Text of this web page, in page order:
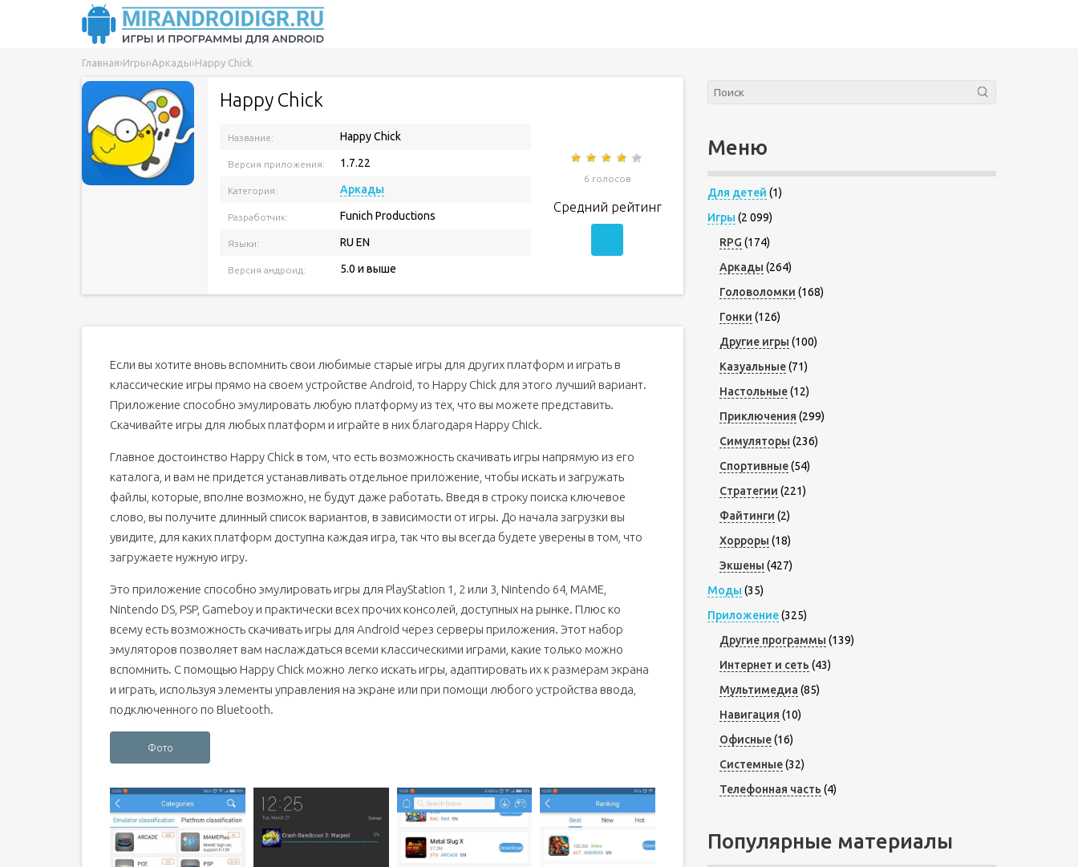
Главная›Игры›Аркады›Happy Chick
Happy Chick
Название: Happy Chick
Версия приложения: 1.7.22
Категория: Аркады
Разработчик: Funich Productions
Языки: RU EN
Версия андроид: 5.0 и выше
6 голосов
Средний рейтинг
Если вы хотите вновь вспомнить свои любимые старые игры для других платформ и играть в
классические игры прямо на своем устройстве Android, то Happy Chick для этого лучший вариант.
Приложение способно эмулировать любую платформу из тех, что вы можете представить.
Скачивайте игры для любых платформ и играйте в них благодаря Happy Chick.
Главное достоинство Happy Chick в том, что есть возможность скачивать игры напрямую из его
каталога, и вам не придется устанавливать отдельное приложение, чтобы искать и загружать
файлы, которые, вполне возможно, не будут даже работать. Введя в строку поиска ключевое
слово, вы получите длинный список вариантов, в зависимости от игры. До начала загрузки вы
увидите, для каких платформ доступна каждая игра, так что вы всегда будете уверены в том, что
загружаете нужную игру.
Это приложение способно эмулировать игры для PlayStation 1, 2 или 3, Nintendo 64, MAME,
Nintendo DS, PSP, Gameboy и практически всех прочих консолей, доступных на рынке. Плюс ко
всему есть возможность скачивать игры для Android через серверы приложения. Этот набор
эмуляторов позволяет вам наслаждаться всеми классическими играми, какие только можно
вспомнить. С помощью Happy Chick можно легко искать игры, адаптировать их к размерам экрана
и играть, используя элементы управления на экране или при помощи любого устройства ввода,
подключенного по Bluetooth.
Фото
Меню
Для детей (1)
Игры (2 099)
RPG (174)
Аркады (264)
Головоломки (168)
Гонки (126)
Другие игры (100)
Казуальные(71)
Настольные(12)
Приключения (299)
Симуляторы (236)
Спортивные(54)
Стратегии (221)
Файтинги (2)
Хорроры (18)
Экшены (427)
Моды (35)
Приложение(325)
Другие программы (139)
Интернет и сеть (43)
Мультимедиа (85)
Навигация (10)
Офисные(16)
Системные(32)
Телефонная часть (4)
Популярные материалы